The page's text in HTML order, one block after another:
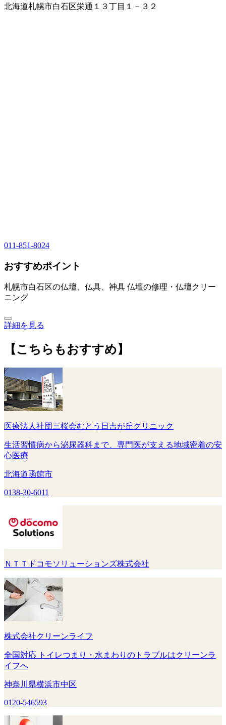
北海道札幌市白石区栄通１３丁目１－３２
011-851-8024
おすすめポイント
札幌市白石区の仏壇、仏具、神具 仏壇の修理・仏壇クリー
ニング
詳細を見る
【こちらもおすすめ】
医療法人社団三桜会むとう日吉が丘クリニック
生活習慣病から泌尿器科まで、専門医が支える地域密着の安
心医療
北海道函館市
0138-30-6011
ＮＴＴドコモソリューションズ株式会社
株式会社クリーンライフ
全国対応 トイレつまり・水まわりのトラブルはクリーンラ
イフへ
神奈川県横浜市中区
0120-546593